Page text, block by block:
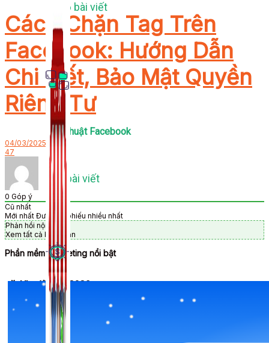
1,066 bài viết
Thủ Thuật Facebook
536 bài viết
Kiếm Tiền MMO
Cách Chặn Tag Trên
Facebook: Hướng Dẫn
Chi Tiết, Bảo Mật Quyền
Riêng Tư
04/03/2025
47
0 Góp ý
Cũ nhất
Mới nhất Được bỏ phiếu nhiều nhất
Phản hồi nội tuyến
Xem tất cả bình luận
Phần mềm Marketing nổi bật
🎉 Ưu đãi Tết 2026